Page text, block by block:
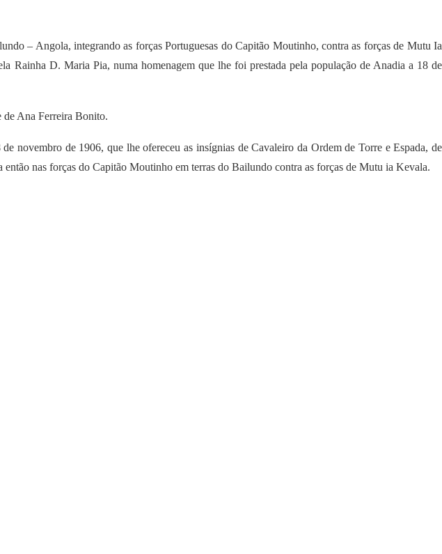
– Angola, integrando as forças Portuguesas do Capitão Moutinho, contra as forças de Mutu Ia
Rainha D. Maria Pia, numa homenagem que lhe foi prestada pela população de Anadia a 18 de
de Ana Ferreira Bonito.
novembro de 1906, que lhe ofereceu as insígnias de Cavaleiro da Ordem de Torre e Espada, de
nas forças do Capitão Moutinho em terras do Bailundo contra as forças de Mutu ia Kevala.